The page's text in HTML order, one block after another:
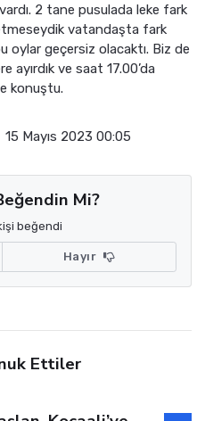
2 tane pusulada leke fark
vatandaşta fark
oylar geçersiz olacaktı. Biz de
ayırdık ve saat 17.00’da
konuştu.
15 Mayıs 2023 00:05
Mi?
beğendi
Hayır
Ettiler